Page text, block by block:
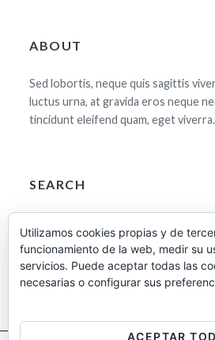
ABOUT
Sed lobortis, neque quis sagittis
luctus urna, at gravida eros neque
tincidunt eleifend quam, eget viverra.
SEARCH
Utilizamos cookies propias y de
funcionamiento de la web, medir su
servicios. Puede aceptar todas las
necesarias o configurar sus
ACEPTAR